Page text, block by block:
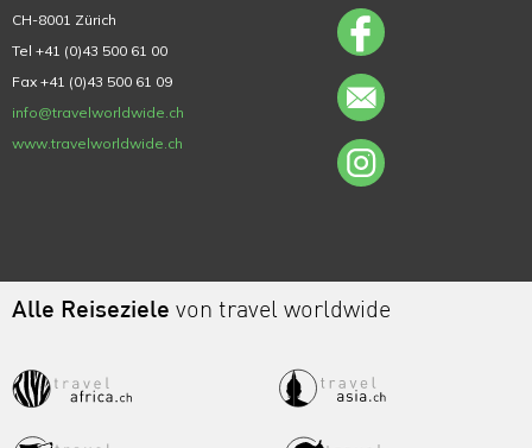
CH-8001 Zürich
Tel +41 (0)43 500 61 00
Fax +41 (0)43 500 61 09
info@travelworldwide.ch
www.travelworldwide.ch
Alle Reiseziele von travel worldwide